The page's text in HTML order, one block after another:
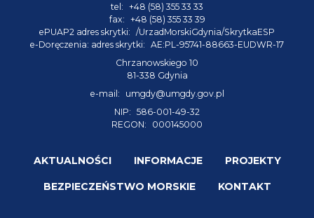
tel: +48 (58) 355 33 33
fax: +48 (58) 355 33 39
ePUAP2 adres skrytki: /UrzadMorskiGdynia/SkrytkaESP
e-Doręczenia: adres skrytki: AE:PL-95741-88663-EUDWR-17
Chrzanowskiego 10
81-338 Gdynia
e-mail:
umgdy@umgdy.gov.pl
NIP: 586-001-49-32
REGON:
000145000
AKTUALNOŚCI INFORMACJE PROJEKTY
BEZPIECZEŃSTWO MORSKIE KONTAKT